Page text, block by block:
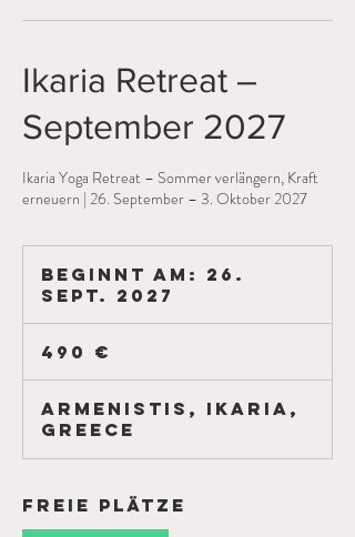
Ikaria Retreat –
September 2027
Ikaria Yoga Retreat – Sommer verlängern, Kraft
erneuern | 26. September – 3. Oktober 2027
Beginnt am: 26.
Sept. 2027
n
n
t
m
2
490 €
Armenistis, Ikaria,
Greece
Freie Plätze